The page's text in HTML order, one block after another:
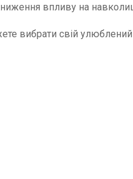
впливу на
вибрати свій улюблений